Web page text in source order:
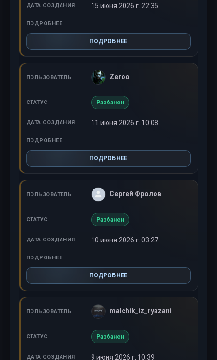
15 июня 2026 г, 22:35
ПОДРОБНЕЕ
Zeroo
Разбанен
11 июня 2026 г, 10:08
ПОДРОБНЕЕ
Сергей Фролов
Разбанен
10 июня 2026 г, 03:27
ПОДРОБНЕЕ
malchik_iz_ryazani
Разбанен
9 июня 2026 г, 10:39